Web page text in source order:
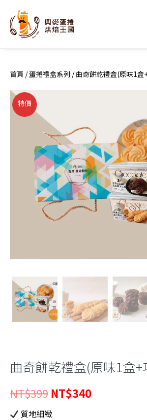
content
首頁 /蛋捲禮盒系列 / 曲奇餅乾禮盒(原味1盒
特價
曲奇餅乾禮盒(原味1盒+
NT$399 原
始
NT$340目
質地細緻